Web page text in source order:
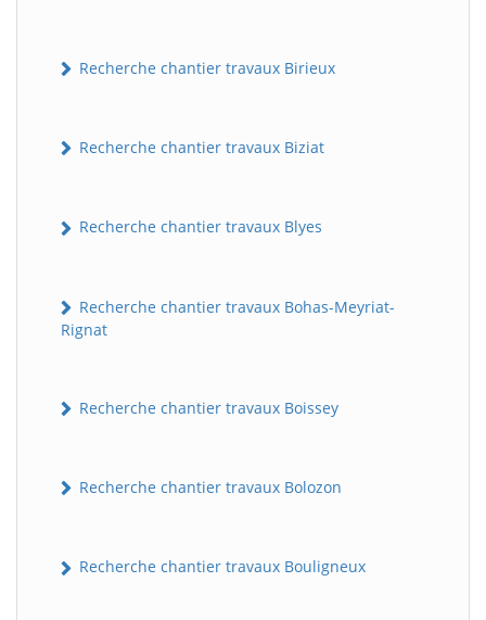
Recherche chantier travaux Birieux
Recherche chantier travaux Biziat
Recherche chantier travaux Blyes
Recherche chantier travaux Bohas-Meyriat-
Rignat
Recherche chantier travaux Boissey
Recherche chantier travaux Bolozon
Recherche chantier travaux Bouligneux